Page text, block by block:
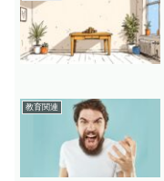
教育関連